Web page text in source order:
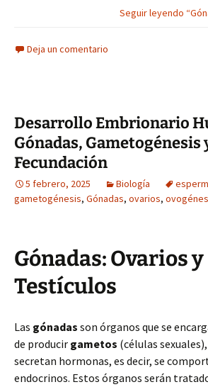
Seguir leyendo
Deja un comentario
Desarrollo Embrionario
Gónadas, Gametogénesis
Fecundación
5 febrero, 2025 Biología
gametogénesis, Gónadas, ovarios,
Gónadas: Ovarios y
Testículos
Las gónadas son órganos que se
de producir gametos (células
secretan hormonas, es decir, se
endocrinos. Estos órganos serán